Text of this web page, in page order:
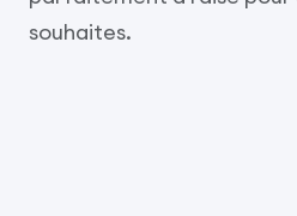
souhaites.